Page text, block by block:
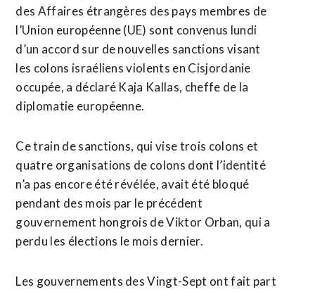
des Affaires étrangères des pays membres de
l’Union européenne (UE) sont convenus lundi
d’un accord sur de nouvelles sanctions visant
les colons israéliens violents en ​Cisjordanie
‌occupée, a déclaré Kaja Kallas, ​cheffe de ⁠la
diplomatie européenne.
Ce train de sanctions, qui ‌vise trois ‌colons et
quatre organisations de colons dont l’identité
n’a pas encore été révélée, avait été bloqué
pendant des ​mois par le précédent
gouvernement hongrois de Viktor Orban, qui a
perdu les élections le mois dernier.
Les gouvernements des Vingt-Sept ont fait part